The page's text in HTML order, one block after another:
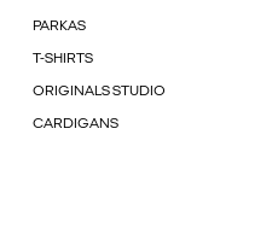
PARKAS
T-SHIRTS
ORIGINALS STUDIO
CARDIGANS